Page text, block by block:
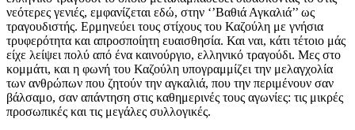
νεότερες γενιές, εμφανίζεται εδώ, στην ‘’Βαθιά Αγκαλιά’’ ως
τραγουδιστής. Ερμηνεύει τους στίχους του Καζούλη με γνήσια
τρυφερότητα και απροσποίητη ευαισθησία. Και ναι, κάτι τέτοιο μάς
είχε λείψει πολύ από ένα καινούργιο, ελληνικό τραγούδι. Μες στο
κομμάτι, και η φωνή του Καζούλη υπογραμμίζει την μελαγχολία
των ανθρώπων που ζητούν την αγκαλιά, που την περιμένουν σαν
βάλσαμο, σαν απάντηση στις καθημερινές τους αγωνίες: τις μικρές
προσωπικές και τις μεγάλες συλλογικές.